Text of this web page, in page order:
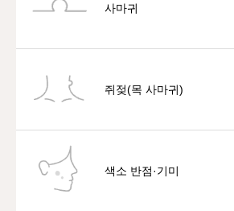
사마귀
쥐젖(목 사마귀)
색소 반점·기미